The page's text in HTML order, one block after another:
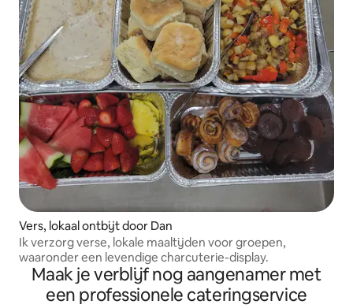
Vers, lokaal ontbijt door Dan
Ik verzorg verse, lokale maaltijden voor groepen,
waaronder een levendige charcuterie-display.
Maak je verblijf nog aangenamer met
een professionele cateringservice